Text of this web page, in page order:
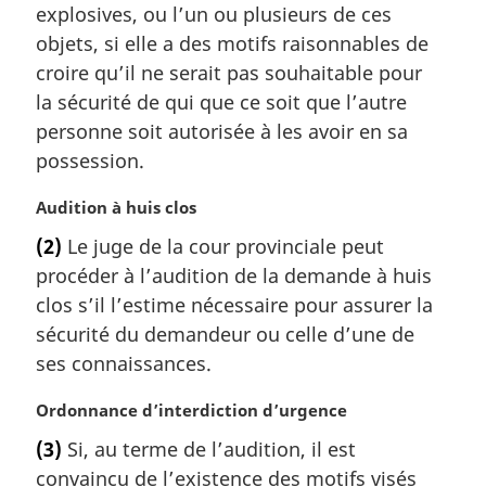
:explosives, ou l’un ou plusieurs de ces
objets, si elle a des motifs raisonnables de
croire qu’il ne serait pas souhaitable pour
la sécurité de qui que ce soit que l’autre
personne soit autorisée à les avoir en sa
possession.
N
t
e
m
a
g
n
a
Audition à huis clos
(2) Le juge de la cour provinciale peut
procéder à l’audition de la demande à huis
clos s’il l’estime nécessaire pour assurer la
sécurité du demandeur ou celle d’une de
ses connaissances.
N
t
e
Ordonnance d’interdiction d’urgence
(3) Si, au terme de l’audition, il est
convaincu de l’existence des motifs visés